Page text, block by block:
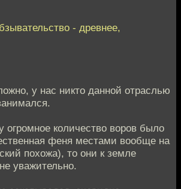
- древнее,
у нас никто данной отраслью
огромное количество воров было
феня местами вообще на
похожа), то они к земле
уважительно.